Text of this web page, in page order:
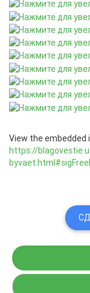
View the embedded
https://